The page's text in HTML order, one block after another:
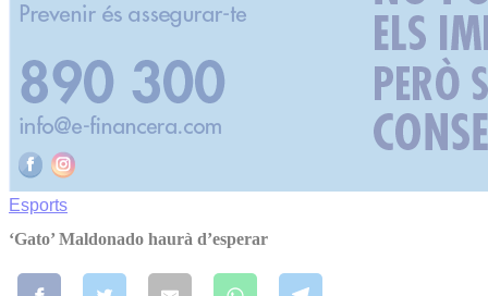
Esports
‘Gato’ Maldonado haurà d’esperar